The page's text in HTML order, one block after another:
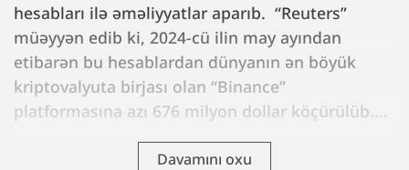
hesabları ilə əməliyyatlar aparıb. “Reuters”
müəyyən edib ki, 2024-cü ilin may ayından
etibarən bu hesablardan dünyanın ən böyük
kriptovalyuta birjası olan “Binance”
platformasına azı 676 milyon dollar köçürülüb....
Davamını oxu